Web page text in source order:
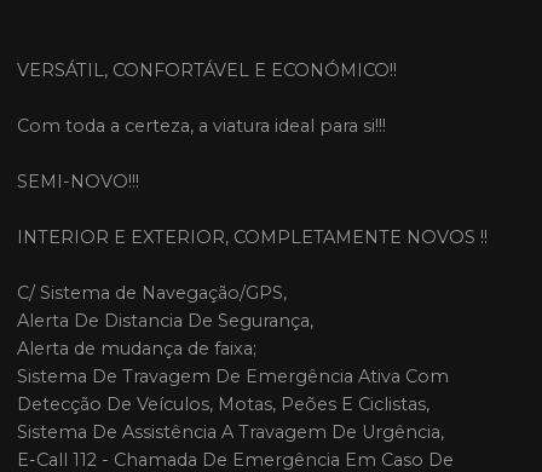
VERSÁTIL, CONFORTÁVEL E ECONÓMICO!!
Com toda a certeza, a viatura ideal para si!!!
SEMI-NOVO!!!
INTERIOR E EXTERIOR, COMPLETAMENTE NOVOS !!
C/ Sistema de Navegação/GPS,
Alerta De Distancia De Segurança,
Alerta de mudança de faixa;
Sistema De Travagem De Emergência Ativa Com
Detecção De Veículos, Motas, Peões E Ciclistas,
Sistema De Assistência A Travagem De Urgência,
E-Call 112 - Chamada De Emergência Em Caso De